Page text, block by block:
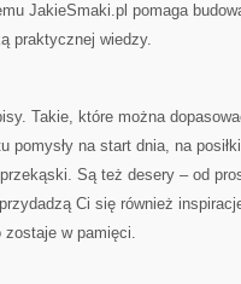
JakieSmaki.pl pomaga
praktycznej wiedzy.
Takie, które można
pomysły na start dnia, na
Są też desery – od
Ci się również
zostaje w pamięci.